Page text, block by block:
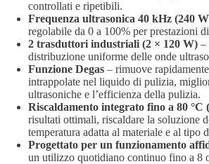
controllati e ripetibili.
Frequenza ultrasonica 40 kHz (240
regolabile da 0 a 100% per prestazioni
2 trasduttori industriali (2 × 120 W) –
distribuzione uniforme delle onde
Funzione Degas – rimuove
intrappolate nel liquido di pulizia,
ultrasoniche e l’efficienza della pulizia.
Riscaldamento integrato fino a 80 °C
risultati ottimali, riscaldare la soluzione
temperatura adatta al materiale e al tipo
Progettato per un funzionamento
un utilizzo quotidiano continuo fino a 8